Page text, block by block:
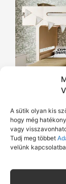
A sütik olyan kis
hogy még
vagy
Tudj meg többet
velünk
Nálunk
egérfüles